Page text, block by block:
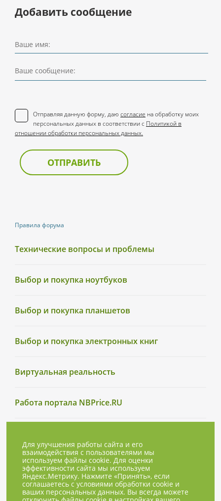
Правила форума
Технические вопросы и проблемы
Выбор и покупка ноутбуков
Выбор и покупка планшетов
Выбор и покупка электронных книг
Виртуальная реальность
Работа портала NBPrice.RU
Добавить сообщение
Ваше имя:
Ваше сообщение:
Отправляя данную форму, даю согласие на обработку моих
персональных данных в соответствии с Политикой в
отношении обработки персональных данных.
ОТПРАВИТЬ
Для улучшения работы сайта и его
взаимодействия с пользователями мы
используем файлы cookie. Для оценки
эффективности сайта мы используем
Яндекс.Метрику. Нажмите «Принять», если
соглашаетесь с условиями обработки cookie и
ваших персональных данных. Вы всегда можете